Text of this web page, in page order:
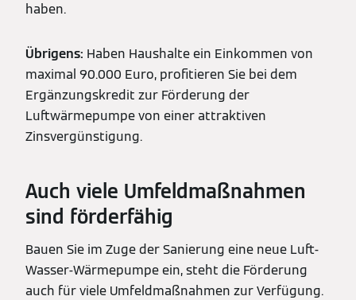
haben.
Übrigens: Haben Haushalte ein Einkommen von
maximal 90.000 Euro, profitieren Sie bei dem
Ergänzungskredit zur Förderung der
Luftwärmepumpe von einer attraktiven
Zinsvergünstigung.
Auch viele Umfeldmaßnahmen
sind förderfähig
Bauen Sie im Zuge der Sanierung eine neue Luft-
Wasser-Wärmepumpe ein, steht die Förderung
auch für viele Umfeldmaßnahmen zur Verfügung.